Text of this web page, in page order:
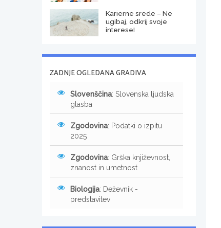
Karierne srede – Ne
ugibaj, odkrij svoje
interese!
ZADNJE OGLEDANA GRADIVA
Slovenščina: Slovenska ljudska
glasba
Zgodovina: Podatki o izpitu
2025
Zgodovina: Grška književnost,
znanost in umetnost
Biologija: Deževnik -
predstavitev